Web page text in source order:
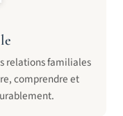
relations familiales
comprendre et